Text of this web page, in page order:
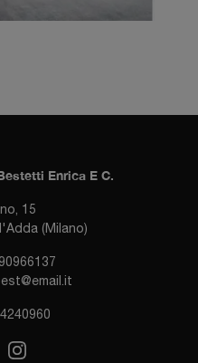
Enrica E C.
15
(Milano)